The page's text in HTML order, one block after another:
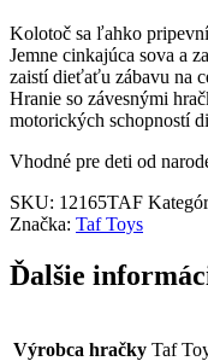
Kolotoč sa ľahko
Jemne cinkajúca sova a
zaistí dieťaťu zábavu na
Hranie so závesnými
motorických schopností
Vhodné pre deti od
SKU: 12165TAF
Značka: Taf Toys
Ďalšie
Výrobca hračky Taf